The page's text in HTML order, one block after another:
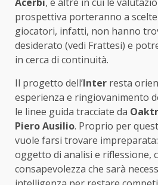
prospettiva porteranno a
giocatori, infatti, non hanno
desiderato (vedi Frattesi) e
in cerca di continuità.
Il progetto dell’Inter resta
esperienza e ringiovanimento
le linee guida tracciate da
Piero Ausilio. Proprio per
vuole farsi trovare
oggetto di analisi e riflessione,
consapevolezza che sarà